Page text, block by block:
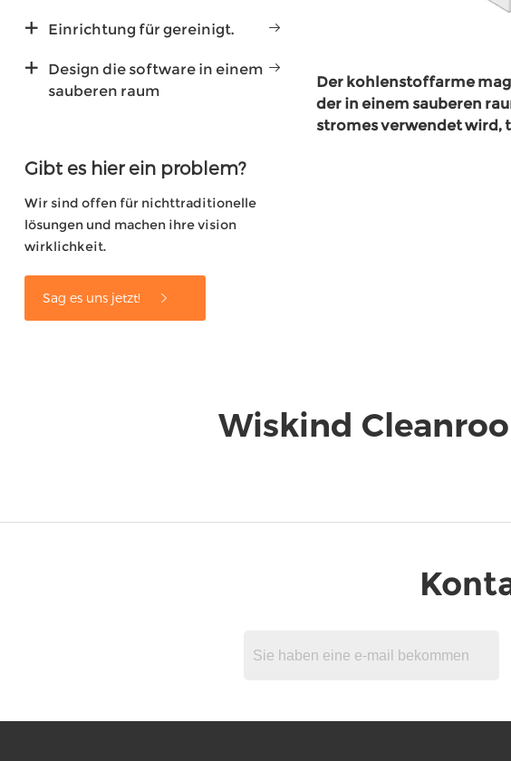
Einrichtung für gereinigt.
Design die software in einem
sauberen raum
Gibt es hier ein problem?
Wir sind offen für nichttraditionelle
lösungen und machen ihre vision
wirklichkeit.
Sag es uns jetzt!
Der kohlenstoffarme
der in einem sauberen
stromes verwendet wird,
Wiskind